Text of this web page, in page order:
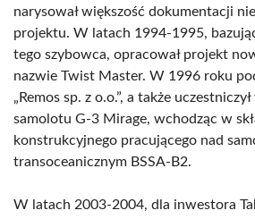
narysował większość dokumentacji
projektu. W latach 1994-1995,
tego szybowca, opracował projekt
nazwie Twist Master. W 1996 roku
„Remos sp. z o.o.”, a także
samolotu G-3 Mirage, wchodząc w
konstrukcyjnego pracującego nad
transoceanicznym BSSA-B2.
W latach 2003-2004, dla inwestora